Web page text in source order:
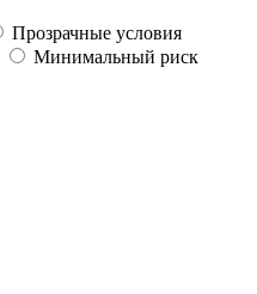
Прозрачные условия
Минимальный риск